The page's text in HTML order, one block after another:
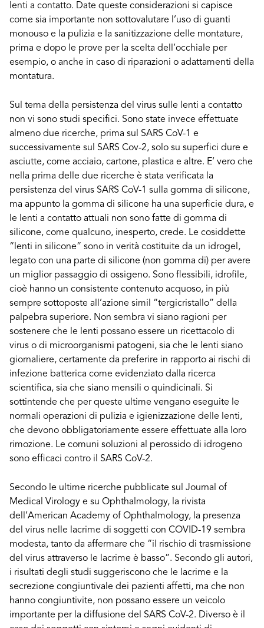
lenti a contatto. Date queste considerazioni si capisce
come sia importante non sottovalutare l’uso di guanti
monouso e la pulizia e la sanitizzazione delle montature,
prima e dopo le prove per la scelta dell’occhiale per
esempio, o anche in caso di riparazioni o adattamenti della
montatura.
Sul tema della persistenza del virus sulle lenti a contatto
non vi sono studi specifici. Sono state invece effettuate
almeno due ricerche, prima sul SARS CoV-1 e
successivamente sul SARS Cov-2, solo su superfici dure e
asciutte, come acciaio, cartone, plastica e altre. E’ vero che
nella prima delle due ricerche è stata verificata la
persistenza del virus SARS CoV-1 sulla gomma di silicone,
ma appunto la gomma di silicone ha una superficie dura, e
le lenti a contatto attuali non sono fatte di gomma di
silicone, come qualcuno, inesperto, crede. Le cosiddette
“lenti in silicone” sono in verità costituite da un idrogel,
legato con una parte di silicone (non gomma di) per avere
un miglior passaggio di ossigeno. Sono flessibili, idrofile,
cioè hanno un consistente contenuto acquoso, in più
sempre sottoposte all’azione simil “tergicristallo” della
palpebra superiore. Non sembra vi siano ragioni per
sostenere che le lenti possano essere un ricettacolo di
virus o di microorganismi patogeni, sia che le lenti siano
giornaliere, certamente da preferire in rapporto ai rischi di
infezione batterica come evidenziato dalla ricerca
scientifica, sia che siano mensili o quindicinali. Si
sottintende che per queste ultime vengano eseguite le
normali operazioni di pulizia e igienizzazione delle lenti,
che devono obbligatoriamente essere effettuate alla loro
rimozione. Le comuni soluzioni al perossido di idrogeno
sono efficaci contro il SARS CoV-2.
Secondo le ultime ricerche pubblicate sul Journal of
Medical Virology e su Ophthalmology, la rivista
dell’American Academy of Ophthalmology, la presenza
del virus nelle lacrime di soggetti con COVID-19 sembra
modesta, tanto da affermare che “il rischio di trasmissione
del virus attraverso le lacrime è basso”. Secondo gli autori,
i risultati degli studi suggeriscono che le lacrime e la
secrezione congiuntivale dei pazienti affetti, ma che non
hanno congiuntivite, non possano essere un veicolo
importante per la diffusione del SARS CoV-2. Diverso è il